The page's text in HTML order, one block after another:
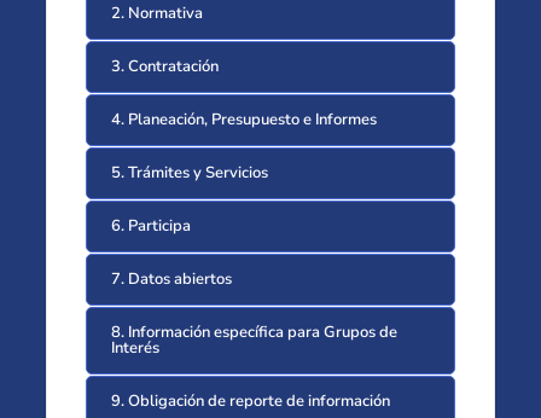
2. Normativa
3. Contratación
4. Planeación, Presupuesto e Informes
5. Trámites y Servicios
6. Participa
7. Datos abiertos
8. Información específica para Grupos de
Interés
9. Obligación de reporte de información